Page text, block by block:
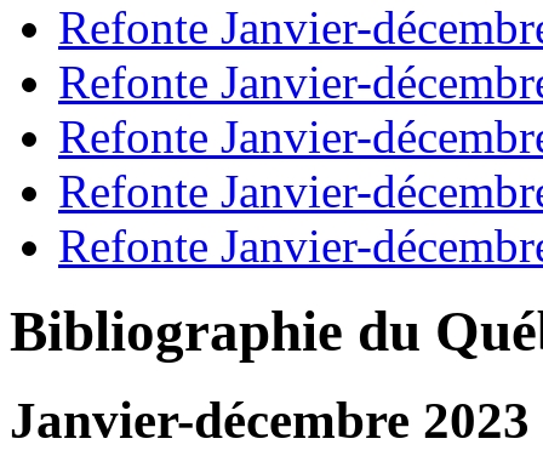
Refonte Janvier-
Refonte Janvier-
Refonte Janvier-
Refonte Janvier-
Refonte Janvier-
Bibliographie du
Janvier-décembre 2023